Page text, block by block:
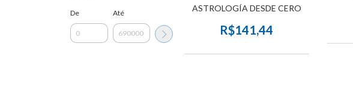
De Até ASTROLOGÍA DESDE CERO
R$141,44